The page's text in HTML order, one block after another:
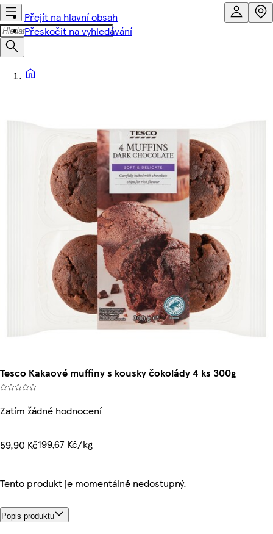
Přejít na hlavní obsah
Přeskočit na vyhledávání
Tesco Kakaové muffiny s kousky čokolády 4 ks 300g
Zatím žádné hodnocení
59,90 Kč199,67 Kč/kg
Tento produkt je momentálně nedostupný.
Popis produktu